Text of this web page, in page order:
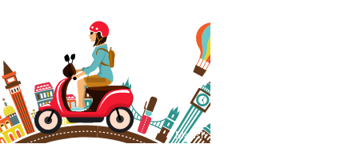
♥ Marish